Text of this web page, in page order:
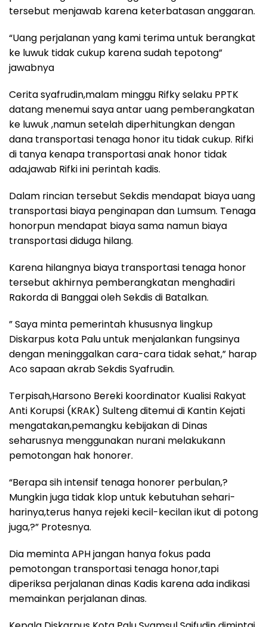
tersebut menjawab karena keterbatasan anggaran.
“Uang perjalanan yang kami terima untuk berangkat
ke luwuk tidak cukup karena sudah tepotong”
jawabnya
Cerita syafrudin,malam minggu Rifky selaku PPTK
datang menemui saya antar uang pemberangkatan
ke luwuk ,namun setelah diperhitungkan dengan
dana transportasi tenaga honor itu tidak cukup. Rifki
di tanya kenapa transportasi anak honor tidak
ada,jawab Rifki ini perintah kadis.
Dalam rincian tersebut Sekdis mendapat biaya uang
transportasi biaya penginapan dan Lumsum. Tenaga
honorpun mendapat biaya sama namun biaya
transportasi diduga hilang.
Karena hilangnya biaya transportasi tenaga honor
tersebut akhirnya pemberangkatan menghadiri
Rakorda di Banggai oleh Sekdis di Batalkan.
” Saya minta pemerintah khususnya lingkup
Diskarpus kota Palu untuk menjalankan fungsinya
dengan meninggalkan cara-cara tidak sehat,” harap
Aco sapaan akrab Sekdis Syafrudin.
Terpisah,Harsono Bereki koordinator Kualisi Rakyat
Anti Korupsi (KRAK) Sulteng ditemui di Kantin Kejati
mengatakan,pemangku kebijakan di Dinas
seharusnya menggunakan nurani melakukann
pemotongan hak honorer.
“Berapa sih intensif tenaga honorer perbulan,?
Mungkin juga tidak klop untuk kebutuhan sehari-
harinya,terus hanya rejeki kecil-kecilan ikut di potong
juga,?” Protesnya.
Dia meminta APH jangan hanya fokus pada
pemotongan transportasi tenaga honor,tapi
diperiksa perjalanan dinas Kadis karena ada indikasi
memainkan perjalanan dinas.